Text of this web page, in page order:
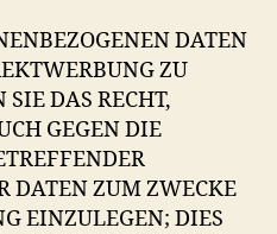
DATEN
ZU
DAS RECHT,
GEGEN DIE
DATEN ZUM ZWECKE
EINZULEGEN; DIES